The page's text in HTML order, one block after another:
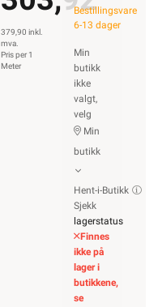
379,90 inkl.
mva.
Pris per 1
Meter
Bestillingsvare
6-13 dager
Min
butikk
ikke
valgt,
velg
Min
butikk
Hent-i-Butikk
Sjekk
lagerstatus
Finnes
ikke på
lager i
butikkene,
se